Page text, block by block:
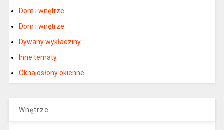
Dom i wnętrze
Dom i wnętrze
Dywany wykładziny
Inne tematy
Okna osłony okienne
Wnętrze